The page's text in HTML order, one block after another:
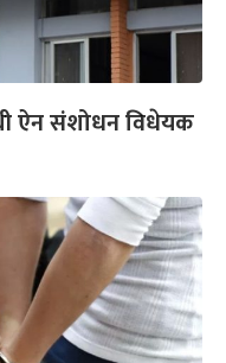
ऐन संशोधन विधेयक